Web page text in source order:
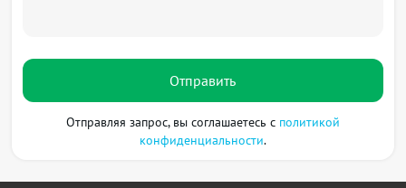
Отправить
Отправляя запрос, вы соглашаетесь с политикой
конфиденциальности.